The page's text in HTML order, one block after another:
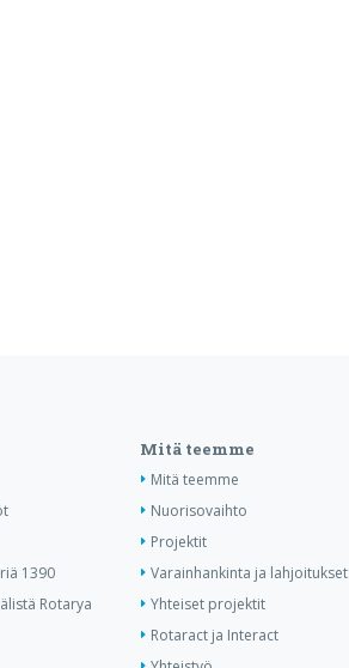
1390
Rotarya
Mitä teemme
Mitä teemme
Nuorisovaihto
Projektit
Varainhankinta ja lahjoitukset
Yhteiset projektit
Rotaract ja Interact